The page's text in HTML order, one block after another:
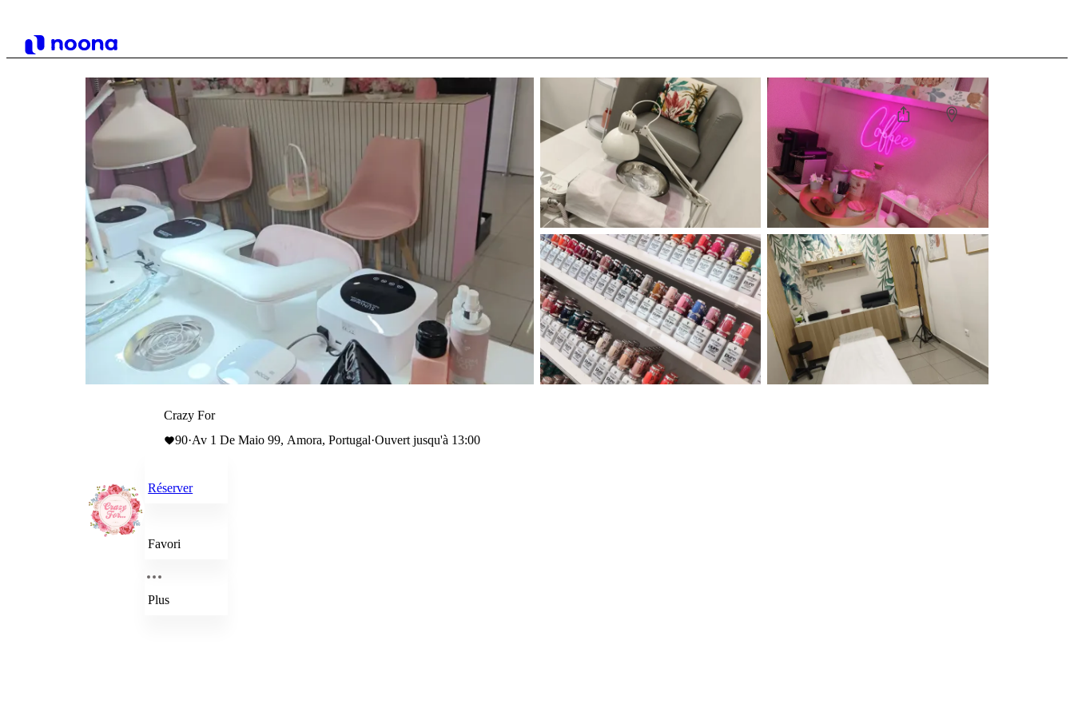
Crazy For
90·Av 1 De Maio 99, Amora, Portugal·Ouvert jusqu'à 13:00
Réserver
Favori
Plus